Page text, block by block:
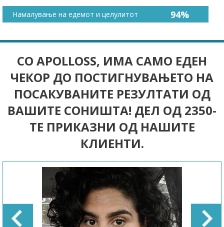
Намалување на едемот и целулитот 94%
СО APOLLOSS, ИМА САМО ЕДЕН
ЧЕКОР ДО ПОСТИГНУВАЊЕТО НА
ПОСАКУВАНИТЕ РЕЗУЛТАТИ ОД
ВАШИТЕ СОНИШТА! ДЕЛ ОД 2350-
ТЕ ПРИКАЗНИ ОД НАШИТЕ
КЛИЕНТИ.